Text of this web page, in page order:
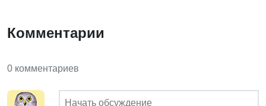
Комментарии
0 комментариев